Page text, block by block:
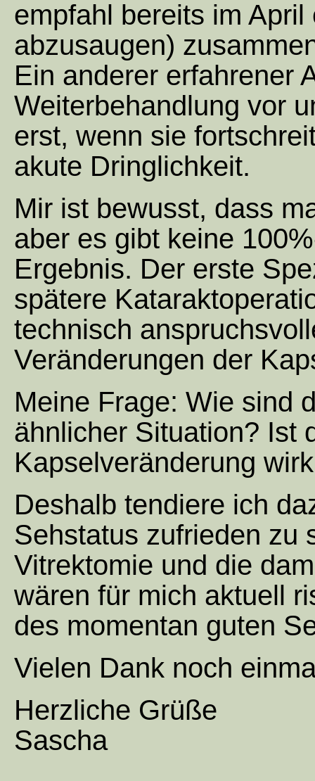
empfahl bereits im
abzusaugen)
Ein anderer erfahrener
Weiterbehandlung vor
erst, wenn sie
akute Dringlichkeit.
Mir ist bewusst, dass
aber es gibt keine
Ergebnis. Der erste
spätere
technisch
Veränderungen der
Meine Frage: Wie sind
ähnlicher Situation? Ist
Kapselveränderung
Deshalb tendiere ich
Sehstatus zufrieden zu
Vitrektomie und die
wären für mich aktuell
des momentan guten
Vielen Dank noch
Herzliche Grüße
Sascha